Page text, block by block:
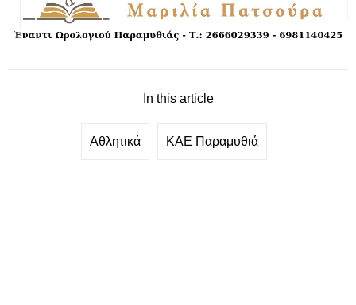
In this article
Αθλητικά ΚΑΕ Παραμυθιά